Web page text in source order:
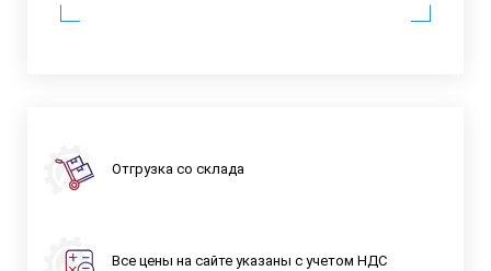
Отгрузка со склада
Все цены на сайте указаны с учетом НДС